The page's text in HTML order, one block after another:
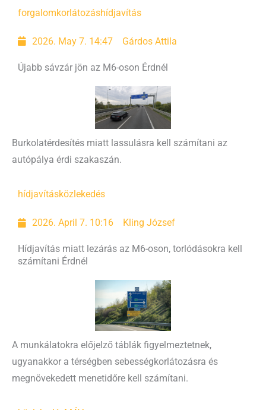
forgalomkorlátozáshídjavítás
2026. May 7. 14:47 Gárdos Attila
Újabb sávzár jön az M6-oson Érdnél
Burkolatérdesítés miatt lassulásra kell számítani az
autópálya érdi szakaszán.
hídjavításközlekedés
2026. April 7. 10:16 Kling József
Hídjavítás miatt lezárás az M6-oson, torlódásokra kell
számítani Érdnél
A munkálatokra előjelző táblák figyelmeztetnek,
ugyanakkor a térségben sebességkorlátozásra és
megnövekedett menetidőre kell számítani.